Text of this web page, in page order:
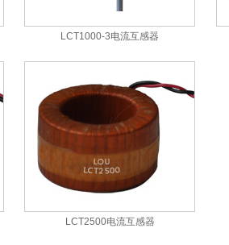
LCT1000-3电流互感器
LCT2500电流互感器